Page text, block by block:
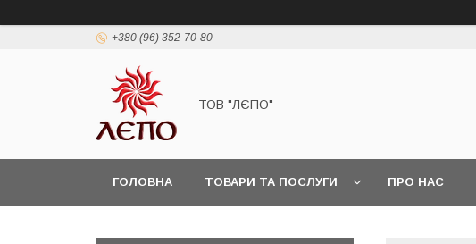
+380 (96) 352-70-80
ТОВ "ЛЄПО"
ГОЛОВНА ТОВАРИ ТА ПОСЛУГИ ПРО НАС